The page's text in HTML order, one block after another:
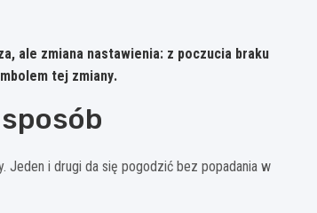
ale zmiana nastawienia: z poczucia braku
tej zmiany.
Jeden i drugi da się pogodzić bez popadania w